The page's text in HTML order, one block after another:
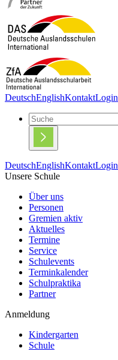
DeutschEnglishKontaktLogin
DeutschEnglishKontaktLogin
Unsere Schule
Über uns
Personen
Gremien aktiv
Aktuelles
Termine
Service
Schulevents
Terminkalender
Schulpraktika
Partner
Anmeldung
Kindergarten
Schule